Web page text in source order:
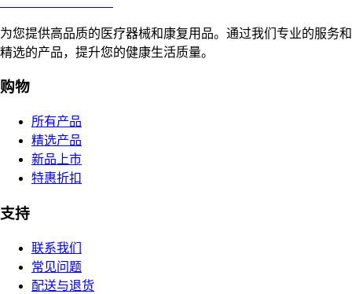
为您提供高品质的医疗器械和康复用品。通过我们专业的服务和
精选的产品，提升您的健康生活质量。
购物
所有产品
精选产品
新品上市
特惠折扣
支持
联系我们
常见问题
配送与退货